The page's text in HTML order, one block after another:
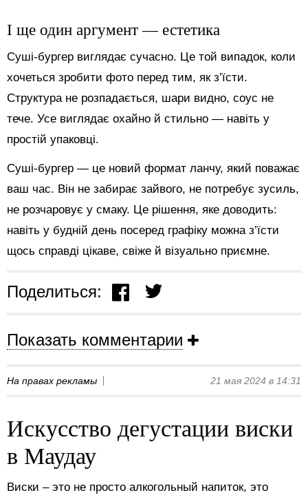
І ще один аргумент — естетика
Суші-бургер виглядає сучасно. Це той випадок, коли
хочеться зробити фото перед тим, як з’їсти.
Структура не розпадається, шари видно, соус не
тече. Усе виглядає охайно й стильно — навіть у
простій упаковці.
Суші-бургер — це новий формат ланчу, який поважає
ваш час. Він не забирає зайвого, не потребує зусиль,
не розчаровує у смаку. Це рішення, яке доводить:
навіть у будній день посеред графіку можна з’їсти
щось справді цікаве, свіже й візуально приємне.
Поделиться:
Показать комментарии
На правах рекламы 21 мая 2024 в 14:31
Искусство дегустации виски
в Маудау
Виски – это не просто алкогольный напиток, это